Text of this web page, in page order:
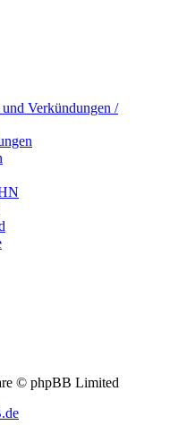
Verkündungen /
© phpBB Limited